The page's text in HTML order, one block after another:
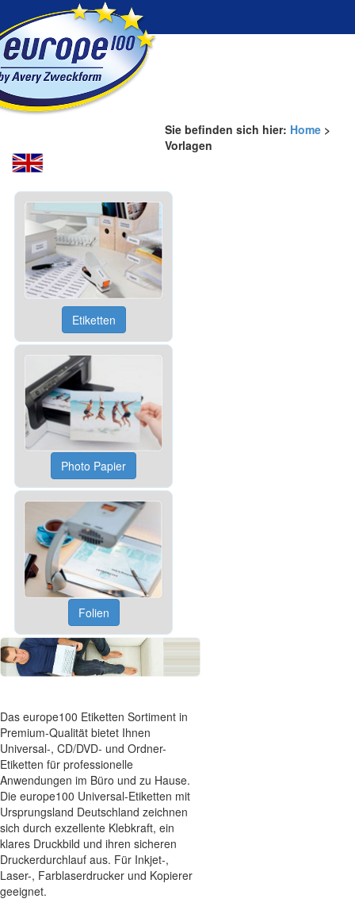
Sie befinden sich hier: Home >
Vorlagen
Etiketten
Photo Papier
Folien
Das europe100 Etiketten Sortiment in
Premium-Qualität bietet Ihnen
Universal-, CD/DVD- und Ordner-
Etiketten für professionelle
Anwendungen im Büro und zu Hause.
Die europe100 Universal-Etiketten mit
Ursprungsland Deutschland zeichnen
sich durch exzellente Klebkraft, ein
klares Druckbild und ihren sicheren
Druckerdurchlauf aus. Für Inkjet-,
Laser-, Farblaserdrucker und Kopierer
geeignet.